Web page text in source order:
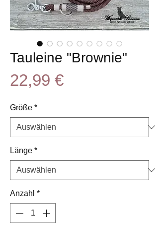
Tauleine "Brownie"
22,99 €Preis
Größe *
Länge *
Anzahl *